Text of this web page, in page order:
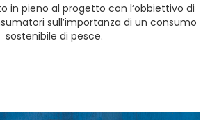
in pieno al progetto con l’obbiettivo di
sull’importanza di un consumo
sostenibile di pesce.